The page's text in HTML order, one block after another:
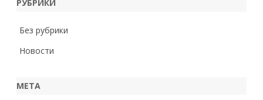
РУБРИКИ
Без рубрики
Новости
МЕТА